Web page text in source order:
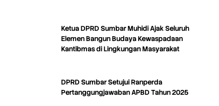
Ketua DPRD Sumbar Muhidi Ajak Seluruh
Elemen Bangun Budaya Kewaspadaan
Kantibmas di Lingkungan Masyarakat
DPRD Sumbar Setujui Ranperda
Pertanggungjawaban APBD Tahun 2025